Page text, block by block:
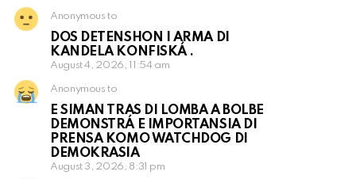
Anonymous to
DOS DETENSHON I ARMA DI
KANDELA KONFISKÁ .
August 4, 2026, 11:54 am
Anonymous to
E SIMAN TRAS DI LOMBA A BOLBE
DEMONSTRÁ E IMPORTANSIA DI
PRENSA KOMO WATCHDOG DI
DEMOKRASIA
August 3, 2026, 8:31 pm